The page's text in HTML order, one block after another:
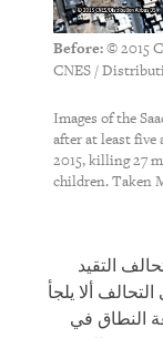
Before:© 2015
CNES /
Images of the
after at least five
2015, killing 27
children. Taken
التقيد
ألا يلجأ
النطاق في